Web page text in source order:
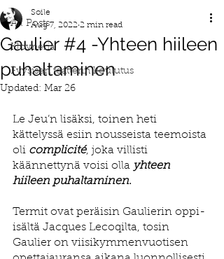
All Posts
Klovneria
Fyysisen teatterin koulutus
Gaulier #4 -Yhteen hiileen
puhaltaminen
Soile
Aug 7, 2022 2 min read
Updated: Mar 26
Le Jeu’n lisäksi, toinen heti
kättelyssä esiin nousseista teemoista
oli complicité, joka villisti
käännettynä voisi olla yhteen
hiileen puhaltaminen.
Termit ovat peräisin Gaulierin oppi-
isältä Jacques Lecoqilta, tosin
Gaulier on viisikymmenvuotisen